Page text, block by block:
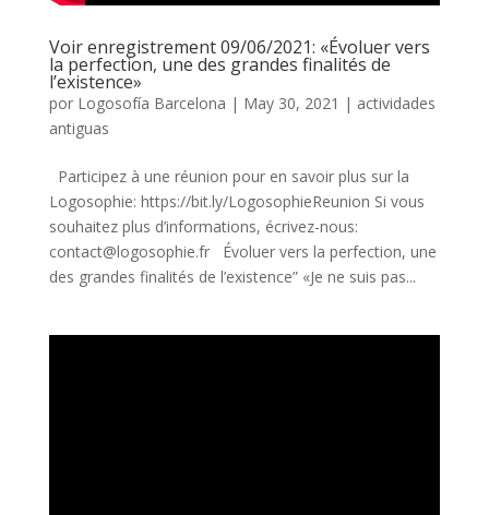
Voir enregistrement 09/06/2021: «Évoluer vers
la perfection, une des grandes finalités de
l’existence»
por Logosofía Barcelona | May 30, 2021 | actividades
antiguas
Participez à une réunion pour en savoir plus sur la
Logosophie: https://bit.ly/LogosophieReunion Si vous
souhaitez plus d’informations, écrivez-nous:
contact@logosophie.fr Évoluer vers la perfection, une
des grandes finalités de l’existence” «Je ne suis pas...